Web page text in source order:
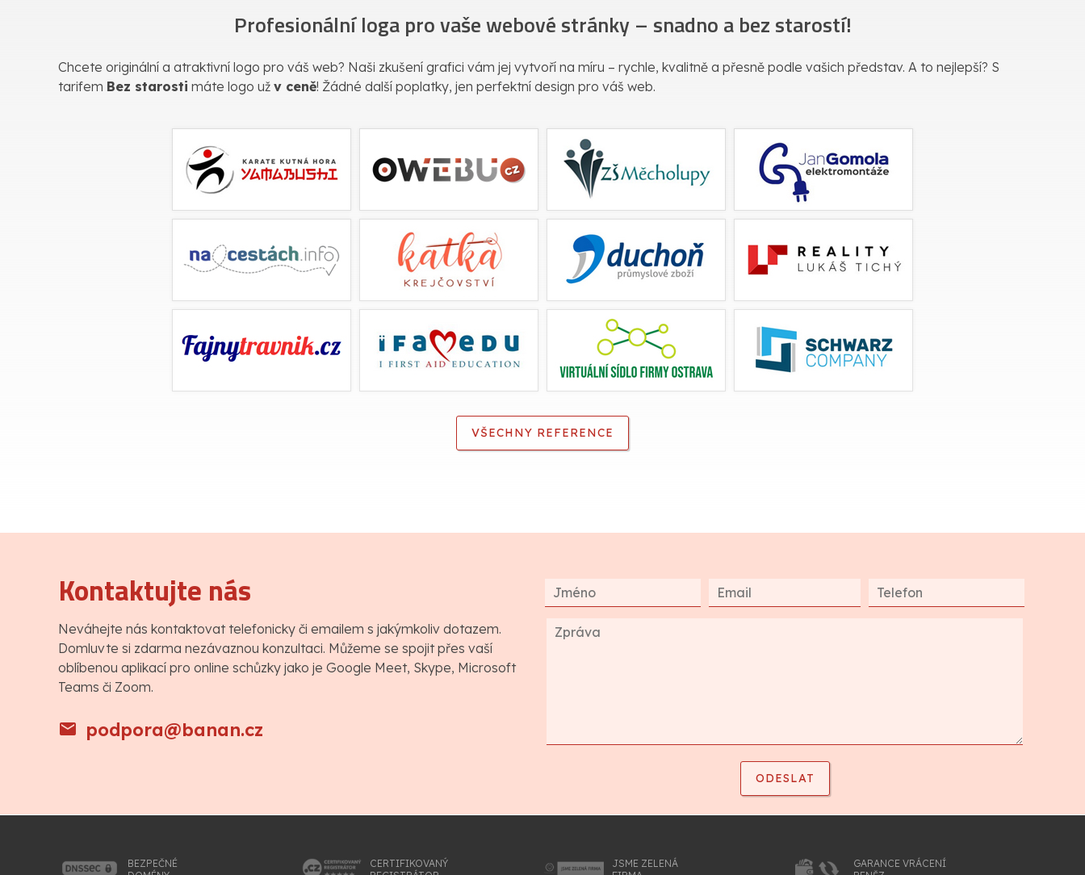
Profesionální loga pro vaše webové stránky – snadno a bez starostí!
Chcete originální a atraktivní logo pro váš web? Naši zkušení grafici vám jej vytvoří na míru – rychle, kvalitně a přesně podle vašich představ. A to nejlepší? S
tarifem Bez starosti máte logo už v ceně! Žádné další poplatky, jen perfektní design pro váš web.
VŠECHNY REFERENCE
Kontaktujte nás
Neváhejte nás kontaktovat telefonicky či emailem s jakýmkoliv dotazem.
Domluvte si zdarma nezávaznou konzultaci. Můžeme se spojit přes vaší
oblíbenou aplikací pro online schůzky jako je Google Meet, Skype, Microsoft
Teams či Zoom.
podpora@banan.cz
BEZPEČNÉ
CERTIFIKOVANÝ
JSME ZELENÁ
GARANCE VRÁCENÍ